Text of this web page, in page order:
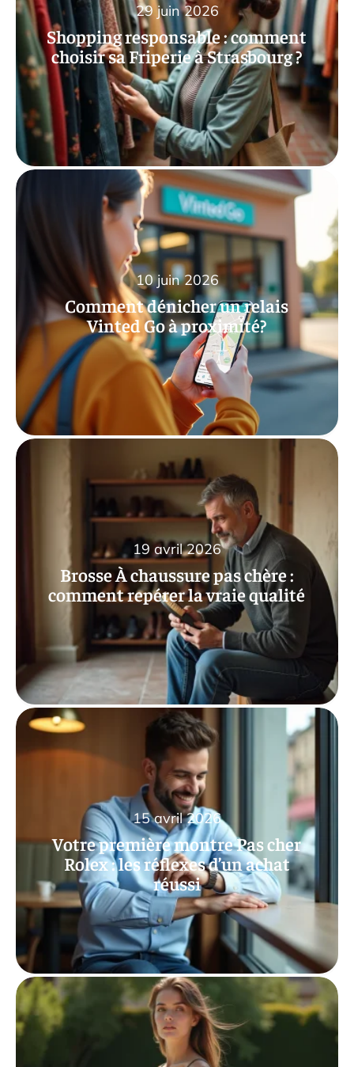
Shopping responsable : comment
choisir sa Friperie à Strasbourg ?
29 juin 2026
Comment dénicher un relais
Vinted Go à proximité?
10 juin 2026
Brosse À chaussure pas chère :
comment repérer la vraie qualité
19 avril 2026
Votre première montre Pas cher
Rolex : les réflexes d’un achat
réussi
15 avril 2026